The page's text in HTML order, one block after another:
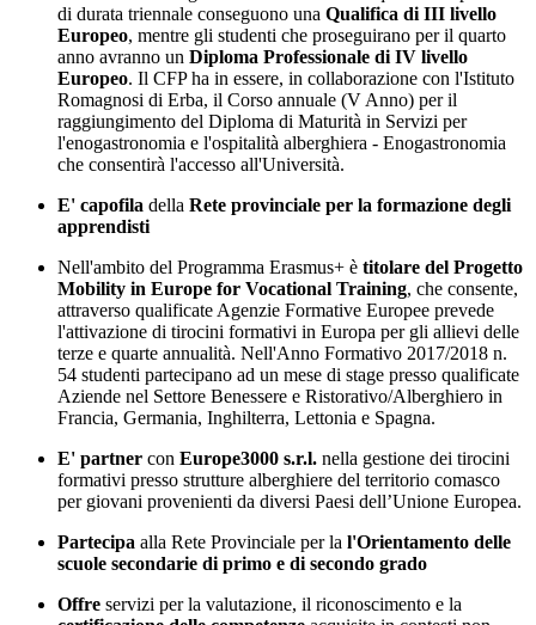
di durata triennale conseguono una Qualifica di III livello
Europeo, mentre gli studenti che proseguirano per il quarto
anno avranno un Diploma Professionale di IV livello
Europeo. Il CFP ha in essere, in collaborazione con l'Istituto
Romagnosi di Erba, il Corso annuale (V Anno) per il
raggiungimento del Diploma di Maturità in Servizi per
l'enogastronomia e l'ospitalità alberghiera - Enogastronomia
che consentirà l'accesso all'Università.
E' capofila della Rete provinciale per la formazione degli
apprendisti
Nell'ambito del Programma Erasmus+ è titolare del Progetto
Mobility in Europe for Vocational Training, che consente,
attraverso qualificate Agenzie Formative Europee prevede
l'attivazione di tirocini formativi in Europa per gli allievi delle
terze e quarte annualità. Nell'Anno Formativo 2017/2018 n.
54 studenti partecipano ad un mese di stage presso qualificate
Aziende nel Settore Benessere e Ristorativo/Alberghiero in
Francia, Germania, Inghilterra, Lettonia e Spagna.
E' partner con Europe3000 s.r.l. nella gestione dei tirocini
formativi presso strutture alberghiere del territorio comasco
per giovani provenienti da diversi Paesi dell’Unione Europea.
Partecipa alla Rete Provinciale per la l'Orientamento delle
scuole secondarie di primo e di secondo grado
Offre servizi per la valutazione, il riconoscimento e la